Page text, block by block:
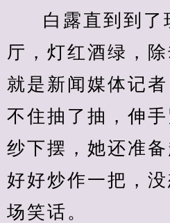
白露直到到了
厅，灯红酒绿，除
就是新闻媒体记
不住抽了抽，伸
纱下摆，她还准
好好炒作一把，
场笑话。